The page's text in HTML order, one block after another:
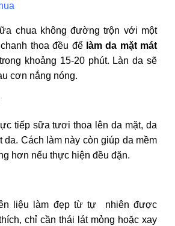
chua không đường trộn với một
thoa đều để làm da mặt mát
khoảng 15-20 phút. Làn da sẽ
cơn nắng nóng.
tiếp sữa tươi thoa lên da mặt, da
da. Cách làm này còn giúp da mềm
hơn nếu thực hiện đều đặn.
liệu làm đẹp từ tự nhiên được
chỉ cần thái lát mỏng hoặc xay